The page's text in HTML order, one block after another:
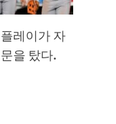
레이가 자
을 탔다.